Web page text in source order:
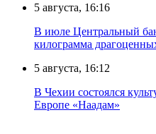
5 августа, 16:16
В июле Центральный
килограмма
5 августа, 16:12
В Чехии состоялся
Европе «Наадам»